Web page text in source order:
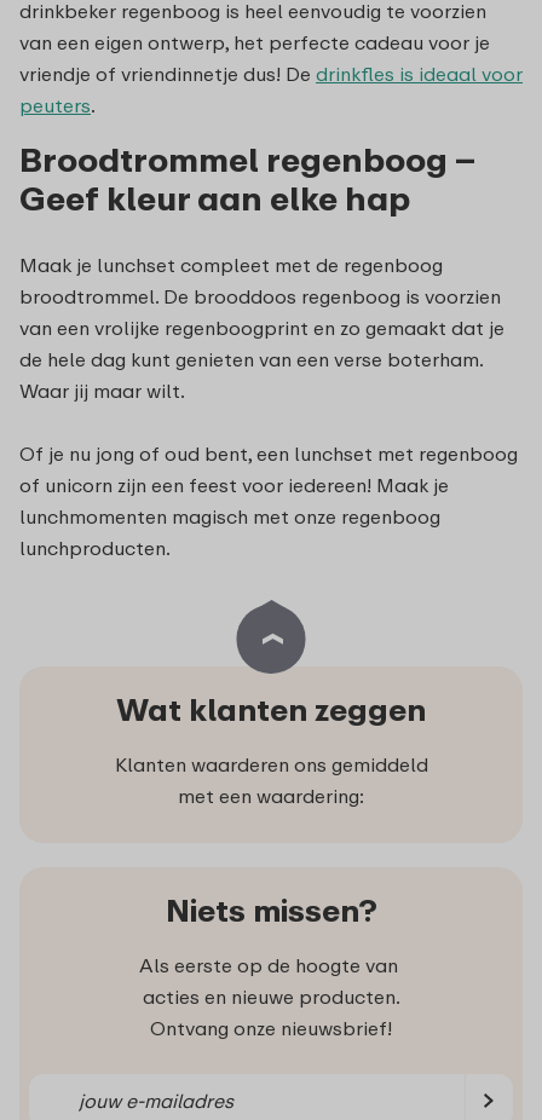
drinkbeker regenboog is heel eenvoudig te voorzien
van een eigen ontwerp, het perfecte cadeau voor je
vriendje of vriendinnetje dus! De drinkfles is ideaal voor
peuters.
Broodtrommel regenboog –
Geef kleur aan elke hap
Maak je lunchset compleet met de regenboog
broodtrommel. De brooddoos regenboog is voorzien
van een vrolijke regenboogprint en zo gemaakt dat je
de hele dag kunt genieten van een verse boterham.
Waar jij maar wilt.
Of je nu jong of oud bent, een lunchset met regenboog
of unicorn zijn een feest voor iedereen! Maak je
lunchmomenten magisch met onze regenboog
lunchproducten.
Wat klanten zeggen
Klanten waarderen ons gemiddeld
met een waardering:
Niets missen?
Als eerste op de hoogte van
acties en nieuwe producten.
Ontvang onze nieuwsbrief!